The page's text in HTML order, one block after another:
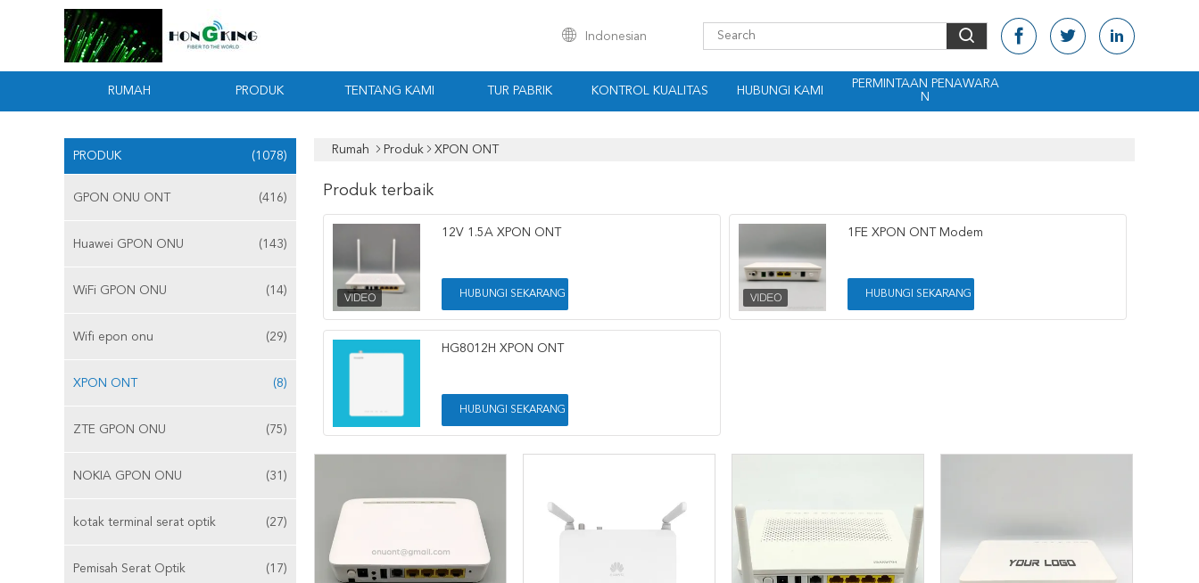
Indonesian
RUMAH PRODUK TENTANG KAMI TUR PABRIK KONTROL KUALITAS HUBUNGI KAMI
PERMINTAAN PENAWARA
N
PRODUK (1078)
GPON ONU ONT (416)
Huawei GPON ONU (143)
WiFi GPON ONU (14)
Wifi epon onu (29)
XPON ONT (8)
ZTE GPON ONU (75)
NOKIA GPON ONU (31)
kotak terminal serat optik (27)
Pemisah Serat Optik (17)
Rumah Produk XPON ONT
Produk terbaik
12V 1.5A XPON ONT
HUBUNGI SEKARANG
1FE XPON ONT Modem
HUBUNGI SEKARANG
HG8012H XPON ONT
HUBUNGI SEKARANG